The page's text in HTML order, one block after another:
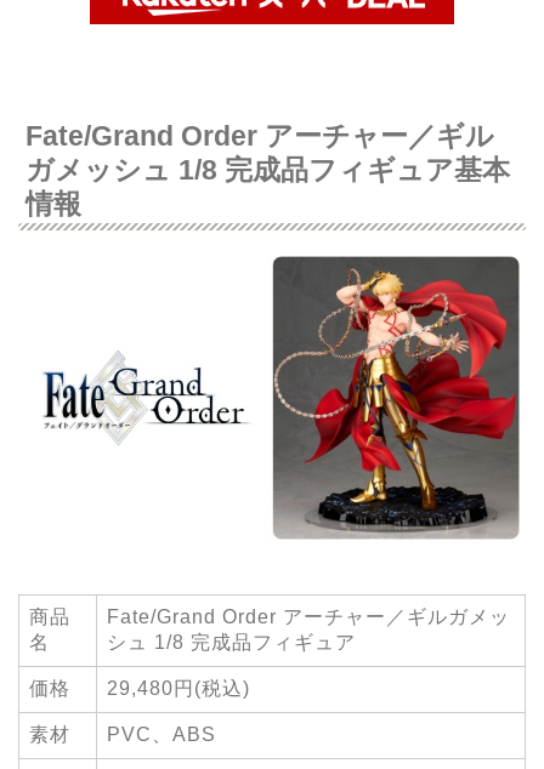
Fate/Grand Order アーチャー／ギル
ガメッシュ 1/8 完成品フィギュア基本
情報
商品
名
Fate/Grand Order アーチャー／ギルガメッ
シュ 1/8 完成品フィギュア
価格 29,480円(税込)
素材 PVC、ABS